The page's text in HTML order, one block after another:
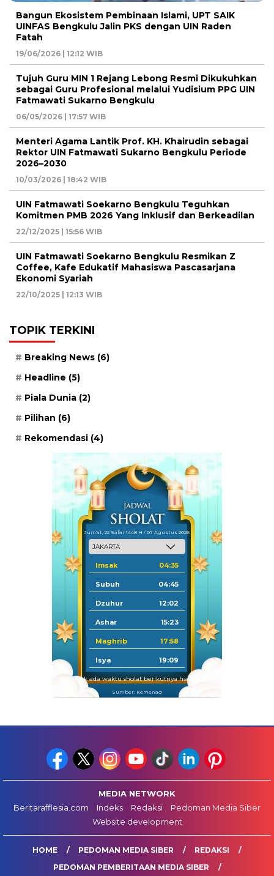
Bangun Ekosistem Pembinaan Islami, UPT SAIK
UINFAS Bengkulu Jalin PKS dengan UIN Raden
Fatah
19/06/2026 | 12:12 WIB
Tujuh Guru MIN 1 Rejang Lebong Resmi Dikukuhkan
sebagai Guru Profesional melalui Yudisium PPG UIN
Fatmawati Sukarno Bengkulu
06/05/2026 | 17:57 WIB
Menteri Agama Lantik Prof. KH. Khairudin sebagai
Rektor UIN Fatmawati Sukarno Bengkulu Periode
2026–2030
10/03/2026 | 18:42 WIB
UIN Fatmawati Soekarno Bengkulu Teguhkan
Komitmen PMB 2026 Yang Inklusif dan Berkeadilan
22/12/2025 | 15:56 WIB
UIN Fatmawati Soekarno Bengkulu Resmikan Z
Coffee, Kafe Edukatif Mahasiswa Pascasarjana
Ekonomi Syariah
22/10/2025 | 12:13 WIB
TOPIK TERKINI
Breaking News (6)
Headline (5)
Piala Dunia (2)
Pilihan (6)
Rekomendasi (4)
Jum'at, 22 Safar 1448 H / 07 Agustus 2026
Imsak 04:35
Subuh 04:45
Dzuhur 12:02
Ashar 15:23
Maghrib 17:58
Isya 19:09
Tidak ada waktu sholat berikutnya hari ini.
Sumber: Kemenag
MEDIA NETWORK
Beritarafflesia.com
Indeks Redaksi
Pedoman Media Siber
Website development
HOME PEDOMAN MEDIA SIBER
REDAKSI
PEDOMAN PEMBERITAAN MEDIA SIBER